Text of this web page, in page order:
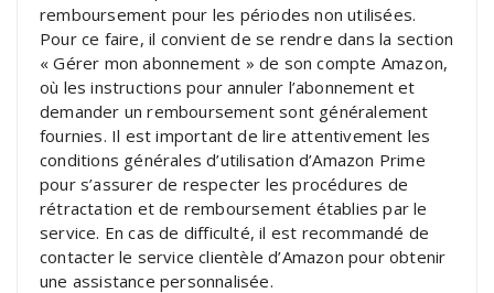
remboursement pour les périodes non utilisées.
Pour ce faire, il convient de se rendre dans la section
« Gérer mon abonnement » de son compte Amazon,
où les instructions pour annuler l’abonnement et
demander un remboursement sont généralement
fournies. Il est important de lire attentivement les
conditions générales d’utilisation d’Amazon Prime
pour s’assurer de respecter les procédures de
rétractation et de remboursement établies par le
service. En cas de difficulté, il est recommandé de
contacter le service clientèle d’Amazon pour obtenir
une assistance personnalisée.